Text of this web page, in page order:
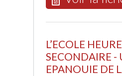
L’ECOLE
SECONDAIRE -
EPANOUIE DE